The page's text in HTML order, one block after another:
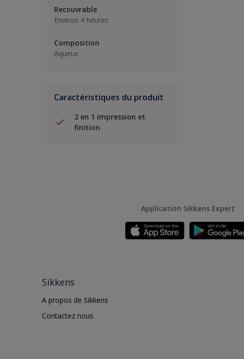
Recouvrable
Environ 4 heures
Composition
Aqueux
Caractéristiques du produit
2 en 1 impression et
finition
Application Sikkens Expert
Sikkens
A propos de Sikkens
Contactez nous